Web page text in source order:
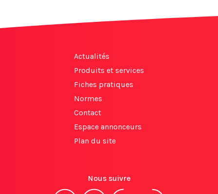
Actualités
Produits et services
Fiches pratiques
Normes
Contact
Espace annonceurs
Plan du site
Nous suivre